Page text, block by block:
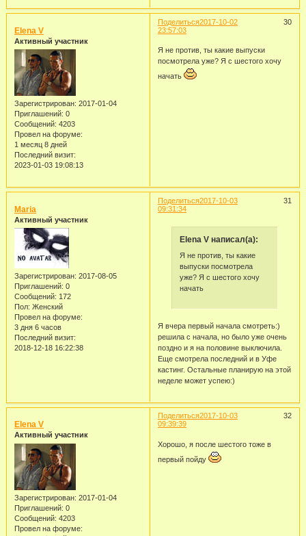
Поделиться 30
2017-10-02
23:57:03
Elena V
Активный участник
Зарегистрирован: 2017-01-04
Приглашений: 0
Сообщений: 4203
Провел на форуме:
1 месяц 8 дней
Последний визит:
2023-01-03 19:08:13
Я не против, ты какие выпуски
посмотрела уже? Я с шестого хочу
начать
Поделиться 31
2017-10-03
09:31:34
Maria
Активный участник
Зарегистрирован: 2017-08-05
Приглашений: 0
Сообщений: 172
Пол: Женский
Провел на форуме:
3 дня 6 часов
Последний визит:
2018-12-18 16:22:38
Elena V написал(а):
Я не против, ты какие
выпуски посмотрела
уже? Я с шестого хочу
начать
Я вчера первый начала смотреть:)
решила с начала, но было уже очень
поздно и я на половине выключила.
Еще смотрела последний и в Уфе
кастинг. Остальные планирую на этой
неделе может успею:)
Поделиться 32
2017-10-03
09:39:39
Elena V
Активный участник
Зарегистрирован: 2017-01-04
Приглашений: 0
Сообщений: 4203
Провел на форуме:
Хорошо, я после шестого тоже в
первый пойду